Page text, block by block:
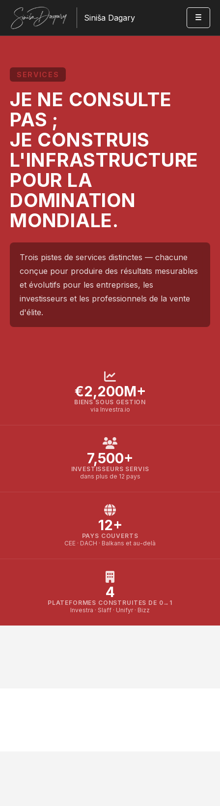
Siniša Dagary
SERVICES
JE NE CONSULTE
PAS ;
JE CONSTRUIS
L'INFRASTRUCTURE
POUR LA
DOMINATION
MONDIALE.
Trois pistes de services distinctes — chacune
conçue pour produire des résultats mesurables
et évolutifs pour les entreprises, les
investisseurs et les professionnels de la vente
d'élite.
€2,200M+
BIENS SOUS GESTION
via Investra.io
7,500+
INVESTISSEURS SERVIS
dans plus de 12 pays
12+
PAYS COUVERTS
CEE · DACH · Balkans et au-delà
4
PLATEFORMES CONSTRUITES DE 0→1
Investra · Slaff · Unifyr · Bizz